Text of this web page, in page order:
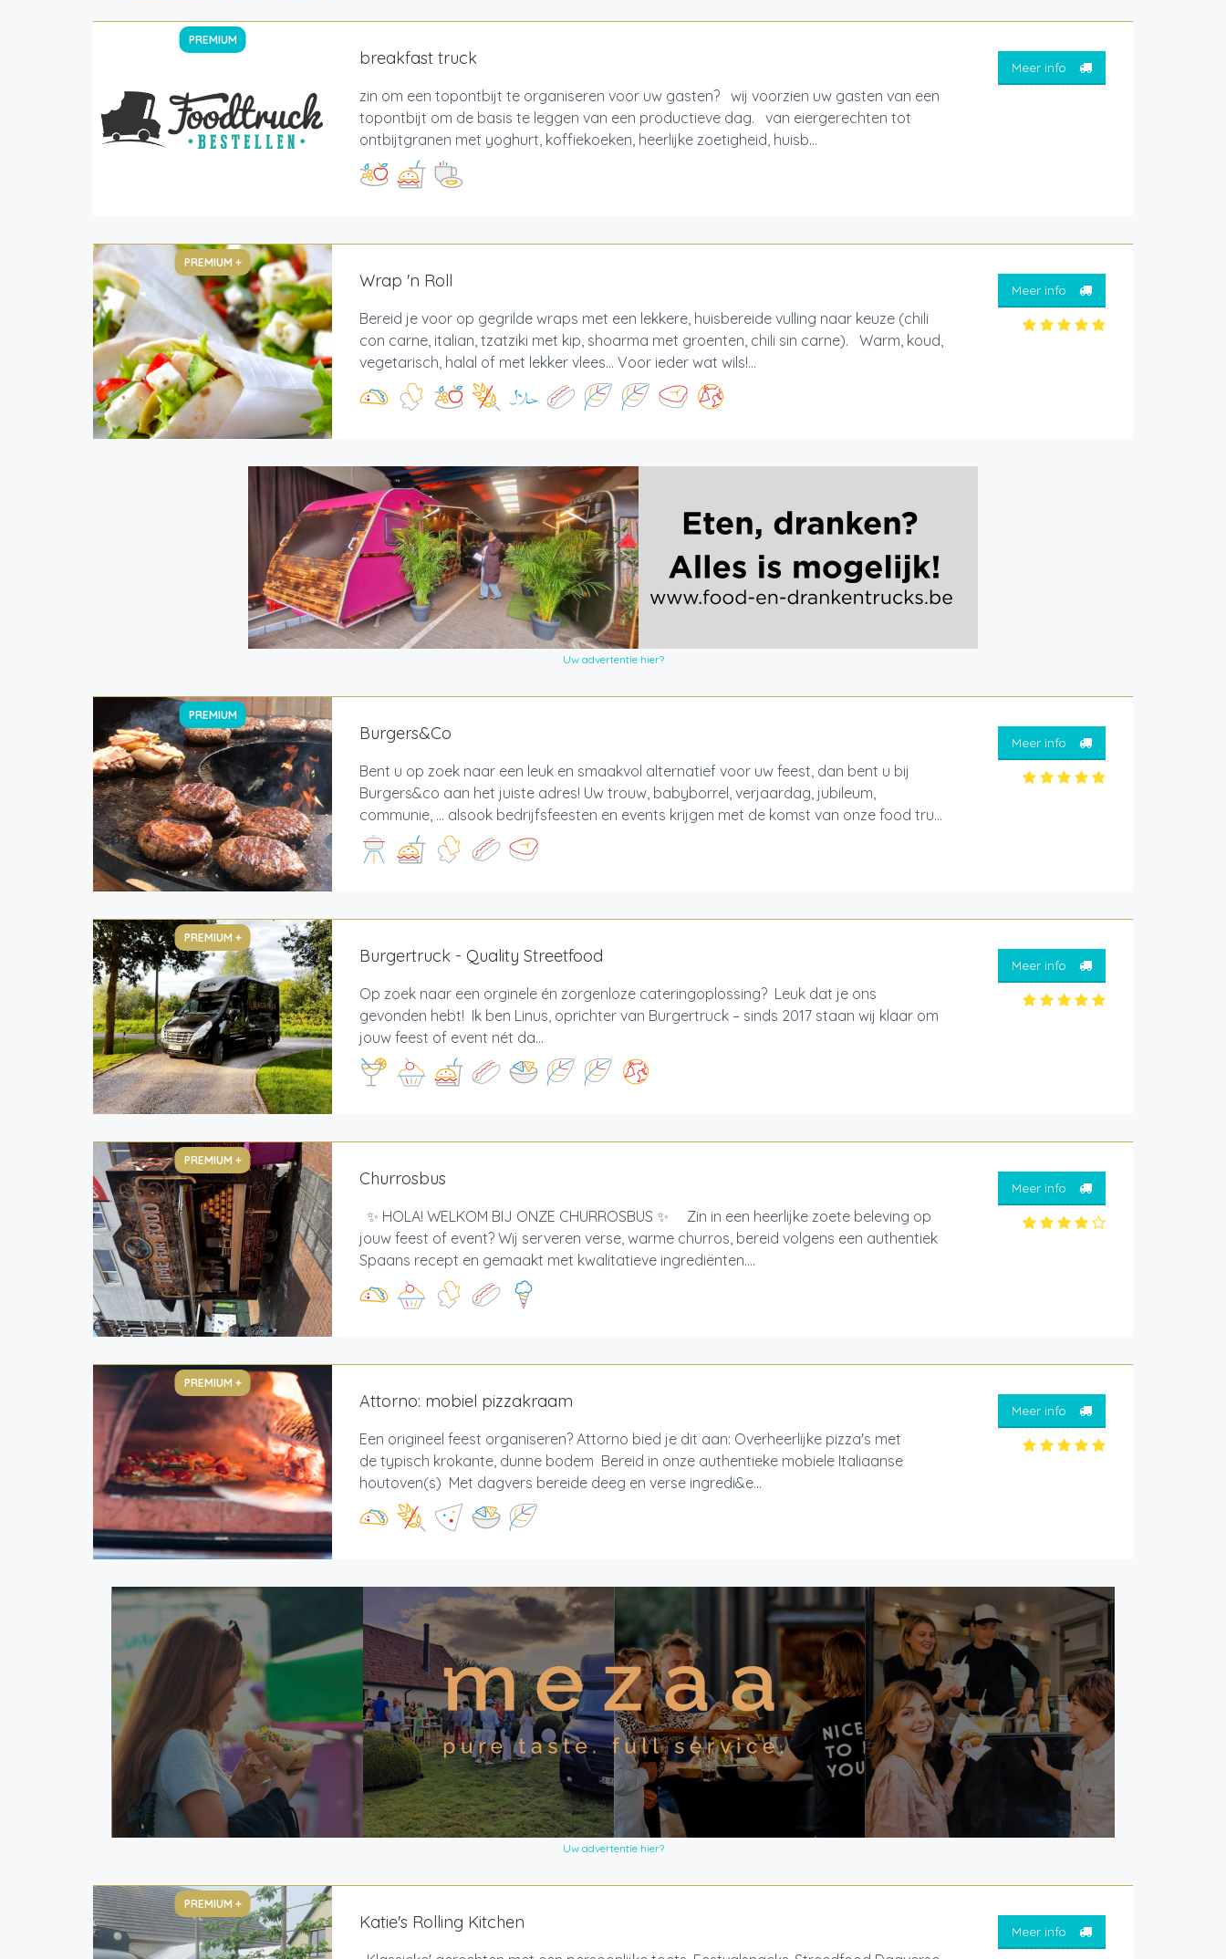
PREMIUM
breakfast truck
zin om een topontbijt te organiseren voor uw gasten? wij voorzien uw gasten van een
topontbijt om de basis te leggen van een productieve dag. van eiergerechten tot
ontbijtgranen met yoghurt, koffiekoeken, heerlijke zoetigheid, huisb...
Meer info
PREMIUM +
Wrap 'n Roll
Bereid je voor op gegrilde wraps met een lekkere, huisbereide vulling naar keuze (chili
con carne, italian, tzatziki met kip, shoarma met groenten, chili sin carne). Warm, koud,
vegetarisch, halal of met lekker vlees... Voor ieder wat wils!...
Meer info
Uw advertentie hier?
PREMIUM
Burgers&Co
Bent u op zoek naar een leuk en smaakvol alternatief voor uw feest, dan bent u bij
Burgers&co aan het juiste adres! Uw trouw, babyborrel, verjaardag, jubileum,
communie, ... alsook bedrijfsfeesten en events krijgen met de komst van onze food tru...
Meer info
PREMIUM +
Burgertruck - Quality Streetfood
Op zoek naar een orginele én zorgenloze cateringoplossing? Leuk dat je ons
gevonden hebt! Ik ben Linus, oprichter van Burgertruck – sinds 2017 staan wij klaar om
jouw feest of event nét da...
Meer info
PREMIUM +
Churrosbus
✨ HOLA! WELKOM BIJ ONZE CHURROSBUS ✨ Zin in een heerlijke zoete beleving op
jouw feest of event? Wij serveren verse, warme churros, bereid volgens een authentiek
Spaans recept en gemaakt met kwalitatieve ingrediënten....
Meer info
PREMIUM +
Attorno: mobiel pizzakraam
Een origineel feest organiseren? Attorno bied je dit aan: Overheerlijke pizza's met
de typisch krokante, dunne bodem Bereid in onze authentieke mobiele Italiaanse
houtoven(s) Met dagvers bereide deeg en verse ingredi&e...
Meer info
Uw advertentie hier?
PREMIUM +
Katie's Rolling Kitchen Meer info